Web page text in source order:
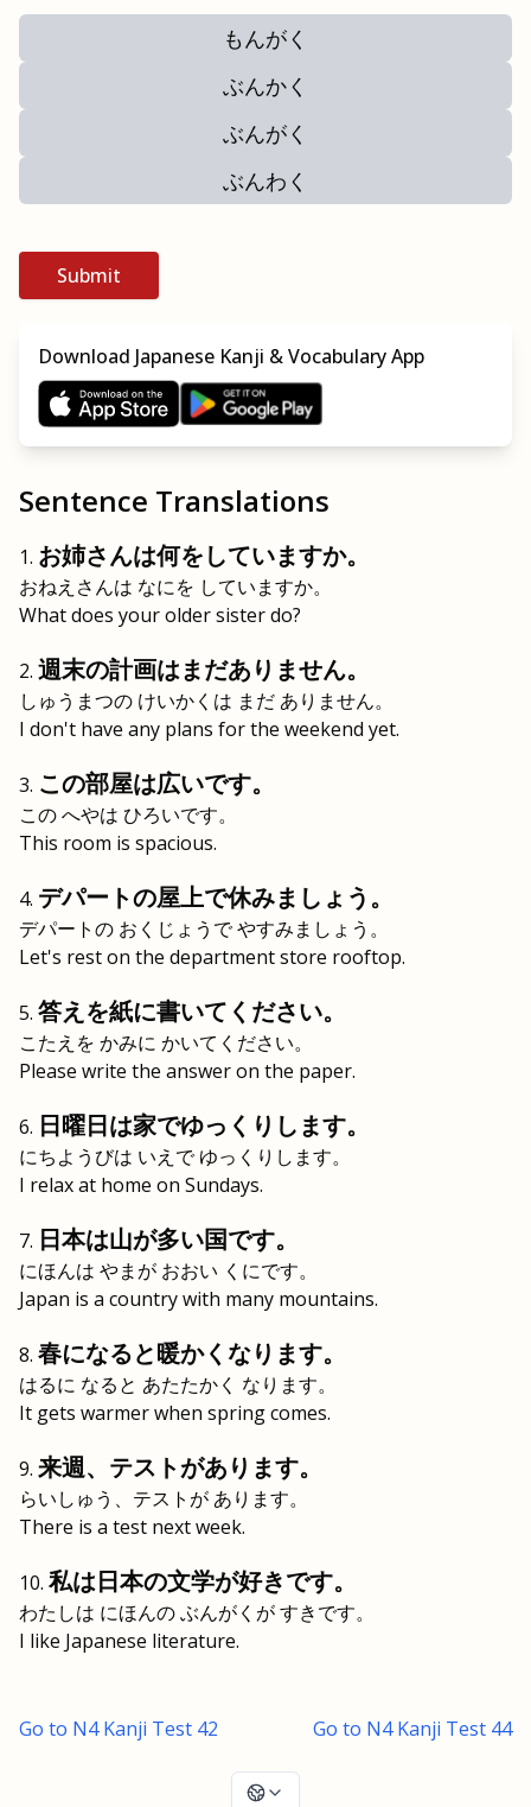
もんがく
ぶんかく
ぶんがく
ぶんわく
Submit
Download Japanese Kanji & Vocabulary App
Sentence Translations
お姉さんは何をしていますか。
おねえさんは なにを していますか。
What does your older sister do?
週末の計画はまだありません。
しゅうまつの けいかくは まだ ありません。
I don't have any plans for the weekend yet.
この部屋は広いです。
この へやは ひろいです。
This room is spacious.
デパートの屋上で休みましょう。
デパートの おくじょうで やすみましょう。
Let's rest on the department store rooftop.
答えを紙に書いてください。
こたえを かみに かいてください。
Please write the answer on the paper.
日曜日は家でゆっくりします。
にちようびは いえで ゆっくりします。
I relax at home on Sundays.
日本は山が多い国です。
にほんは やまが おおい くにです。
Japan is a country with many mountains.
春になると暖かくなります。
はるに なると あたたかく なります。
It gets warmer when spring comes.
来週、テストがあります。
らいしゅう、テストが あります。
There is a test next week.
私は日本の文学が好きです。
わたしは にほんの ぶんがくが すきです。
I like Japanese literature.
Go to N4 Kanji Test 42 Go to N4 Kanji Test 44